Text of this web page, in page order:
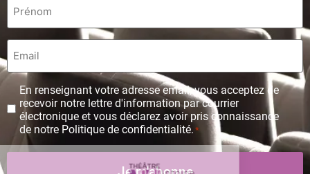
Email
Protection
des
données
personnelles
*
En renseignant votre adresse email, vous acceptez de
recevoir notre lettre d'information par courrier
électronique et vous déclarez avoir pris connaissance
de notre Politique de confidentialité. *